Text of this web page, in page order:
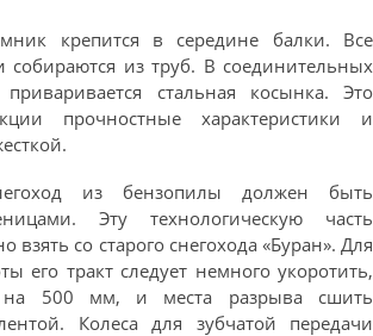
крепится в середине балки. Все
собираются из труб. В соединительных
стальная косынка. Это
прочностные характеристики и
из бензопилы должен быть
Эту технологическую часть
взять со старого снегохода «Буран». Для
его тракт следует немного укоротить,
на 500 мм, и места разрыва сшить
Колеса для зубчатой передачи